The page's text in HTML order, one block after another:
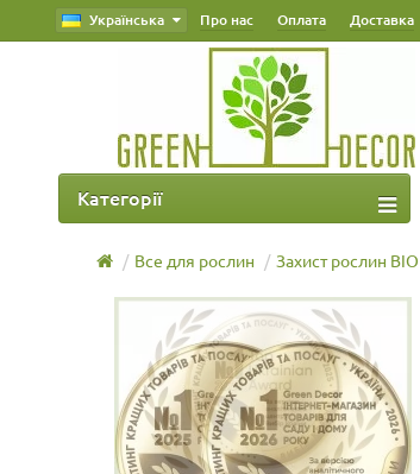
Українська Про нас Оплата Доставка
Категорії
Все для рослин Захист рослин BIO